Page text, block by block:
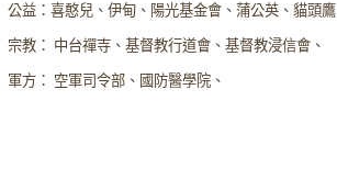
公益：喜憨兒、伊甸、陽光基金會、蒲公英、貓頭鷹
宗教： 中台禪寺、基督教行道會、基督教浸信會、
軍方： 空軍司令部、國防醫學院、